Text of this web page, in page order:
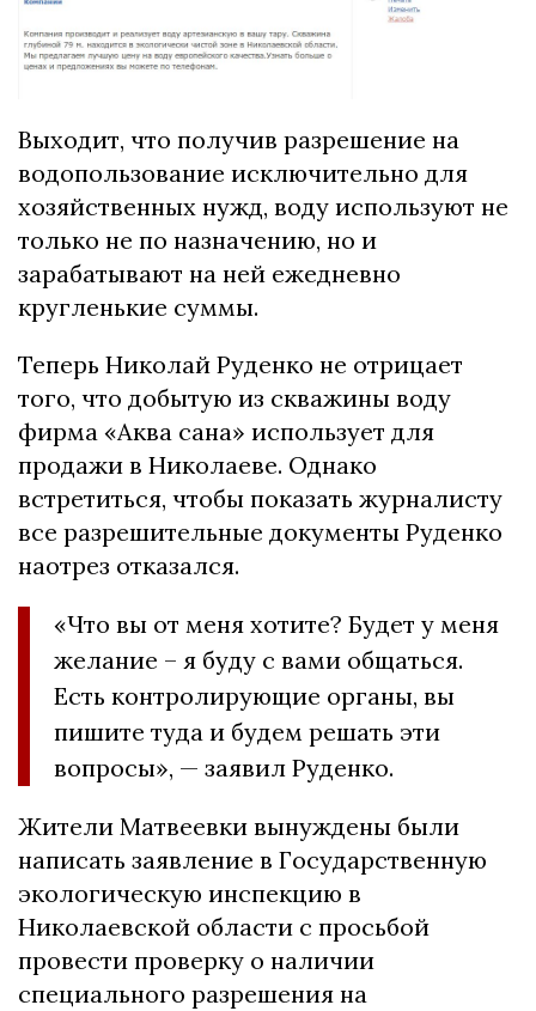
Выходит, что получив разрешение на
водопользование исключительно для
хозяйственных нужд, воду используют не
только не по назначению, но и
зарабатывают на ней ежедневно
кругленькие суммы.
Теперь Николай Руденко не отрицает
того, что добытую из скважины воду
фирма «Аква сана» использует для
продажи в Николаеве. Однако
встретиться, чтобы показать журналисту
все разрешительные документы Руденко
наотрез отказался.
«Что вы от меня хотите? Будет у меня
желание – я буду с вами общаться.
Есть контролирующие органы, вы
пишите туда и будем решать эти
вопросы», — заявил Руденко.
Жители Матвеевки вынуждены были
написать заявление в Государственную
экологическую инспекцию в
Николаевской области с просьбой
провести проверку о наличии
специального разрешения на